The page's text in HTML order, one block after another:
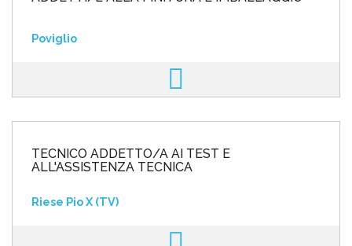
Poviglio
TECNICO ADDETTO/A AI TEST E
ALL'ASSISTENZA TECNICA
Riese Pio X (TV)